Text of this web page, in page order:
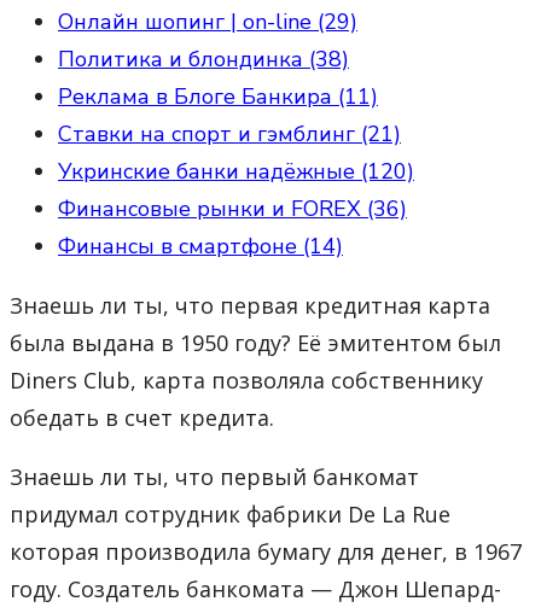
Онлайн шопинг | on-line (29)
Политика и блондинка (38)
Реклама в Блоге Банкира (11)
Ставки на спорт и гэмблинг (21)
Укринские банки надёжные (120)
Финансовые рынки и FOREX (36)
Финансы в смартфоне (14)
Знаешь ли ты, что первая кредитная карта
была выдана в 1950 году? Её эмитентом был
Diners Club, карта позволяла собственнику
обедать в счет кредита.
Знаешь ли ты, что первый банкомат
придумал сотрудник фабрики De La Rue
которая производила бумагу для денег, в 1967
году. Создатель банкомата — Джон Шепард-